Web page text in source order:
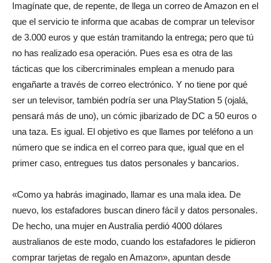
Imagínate que, de repente, de llega un correo de Amazon en el
que el servicio te informa que acabas de comprar un televisor
de 3.000 euros y que están tramitando la entrega; pero que tú
no has realizado esa operación. Pues esa es otra de las
tácticas que los cibercriminales emplean a menudo para
engañarte a través de correo electrónico. Y no tiene por qué
ser un televisor, también podría ser una PlayStation 5 (ojalá,
pensará más de uno), un cómic jibarizado de DC a 50 euros o
una taza. Es igual. El objetivo es que llames por teléfono a un
número que se indica en el correo para que, igual que en el
primer caso, entregues tus datos personales y bancarios.
«Como ya habrás imaginado, llamar es una mala idea. De
nuevo, los estafadores buscan dinero fácil y datos personales.
De hecho, una mujer en Australia perdió 4000 dólares
australianos de este modo, cuando los estafadores le pidieron
comprar tarjetas de regalo en Amazon», apuntan desde